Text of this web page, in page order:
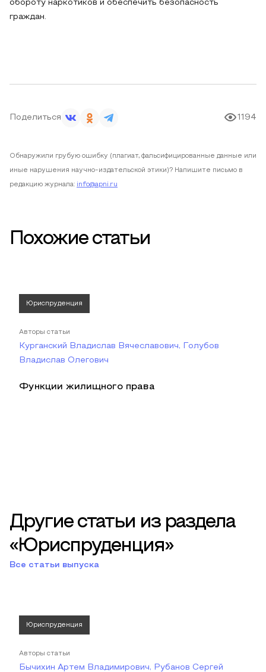
обороту наркотиков и обеспечить безопасность
граждан.
Поделиться 1194
Обнаружили грубую ошибку (плагиат, фальсифицированные данные или
иные нарушения научно-издательской этики)? Напишите письмо в
редакцию журнала: info@apni.ru
Похожие статьи
Юриспруденция
Авторы статьи
Курганский Владислав Вячеславович, Голубов
Владислав Олегович
Функции жилищного права
Другие статьи из раздела
«Юриспруденция»
Все статьи выпуска
Юриспруденция
Авторы статьи
Бычихин Артем Владимирович, Рубанов Сергей